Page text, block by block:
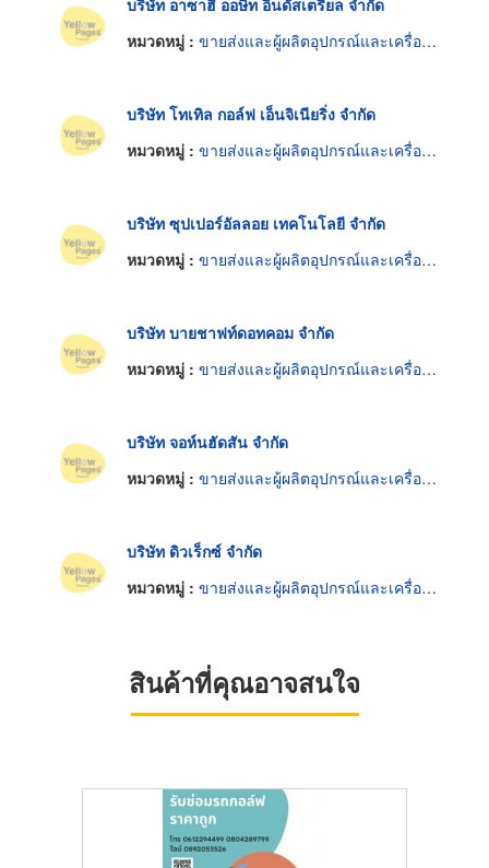
หมวดหมู่ : ขายส่งและผู้ผลิตอุปกรณ์และเครื่องใช้กอล์ฟ
บริษัท โทเทิล กอล์ฟ เอ็นจิเนียริ่ง จำกัด
หมวดหมู่ : ขายส่งและผู้ผลิตอุปกรณ์และเครื่องใช้กอล์ฟ
บริษัท ซุปเปอร์อัลลอย เทคโนโลยี จำกัด
หมวดหมู่ : ขายส่งและผู้ผลิตอุปกรณ์และเครื่องใช้กอล์ฟ
บริษัท บายชาฟท์ดอทคอม จำกัด
หมวดหมู่ : ขายส่งและผู้ผลิตอุปกรณ์และเครื่องใช้กอล์ฟ
บริษัท จอห์นฮัดสัน จำกัด
หมวดหมู่ : ขายส่งและผู้ผลิตอุปกรณ์และเครื่องใช้กอล์ฟ
บริษัท ดิวเร็กซ์ จำกัด
หมวดหมู่ : ขายส่งและผู้ผลิตอุปกรณ์และเครื่องใช้กอล์ฟ
สินค้าที่คุณอาจสนใจ